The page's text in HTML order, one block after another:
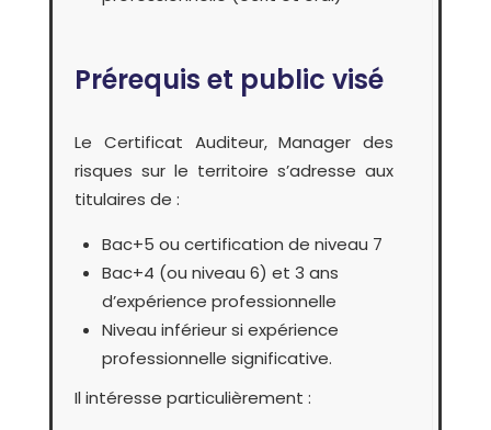
Prérequis et public visé
Le Certificat Auditeur, Manager des
risques sur le territoire s’adresse aux
titulaires de :
Bac+5 ou certification de niveau 7
Bac+4 (ou niveau 6) et 3 ans
d’expérience professionnelle
Niveau inférieur si expérience
professionnelle significative.
Il intéresse particulièrement :